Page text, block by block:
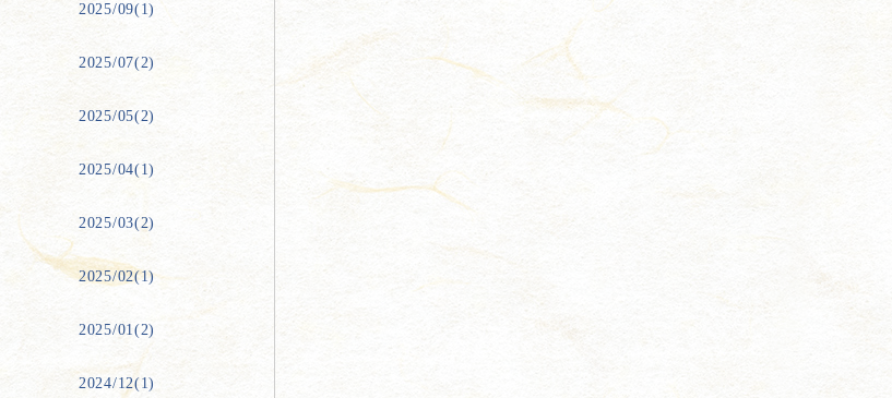
2025/09(1)
2025/07(2)
2025/05(2)
2025/04(1)
2025/03(2)
2025/02(1)
2025/01(2)
2024/12(1)